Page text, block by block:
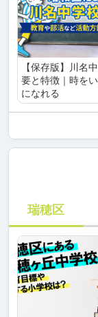
【保存版】川名
要と特徴｜時を
になれる
瑞穂区